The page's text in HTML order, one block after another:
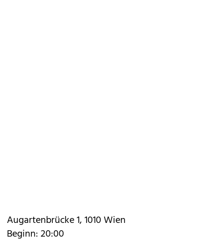
Augartenbrücke 1, 1010 Wien
Beginn: 20:00